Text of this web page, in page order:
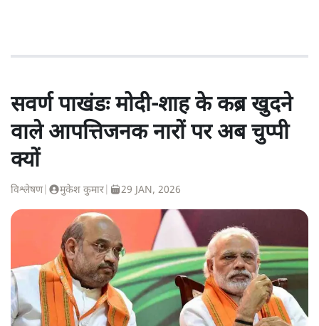
सवर्ण पाखंडः मोदी-शाह के कब्र खुदने
वाले आपत्तिजनक नारों पर अब चुप्पी
क्यों
विश्लेषण| मुकेश कुमार 29 JAN, 2026